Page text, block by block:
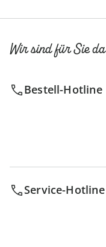
Wir sind für Sie da
Bestell-Hotline
Service-Hotline